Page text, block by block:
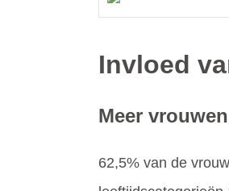
Invloed
Meer
62,5% van de